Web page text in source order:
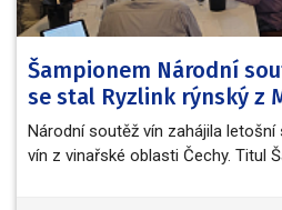
Šampionem Národní
se stal Ryzlink rýnský z
Národní soutěž vín zahájila
vín z vinařské oblasti Čechy. Titul